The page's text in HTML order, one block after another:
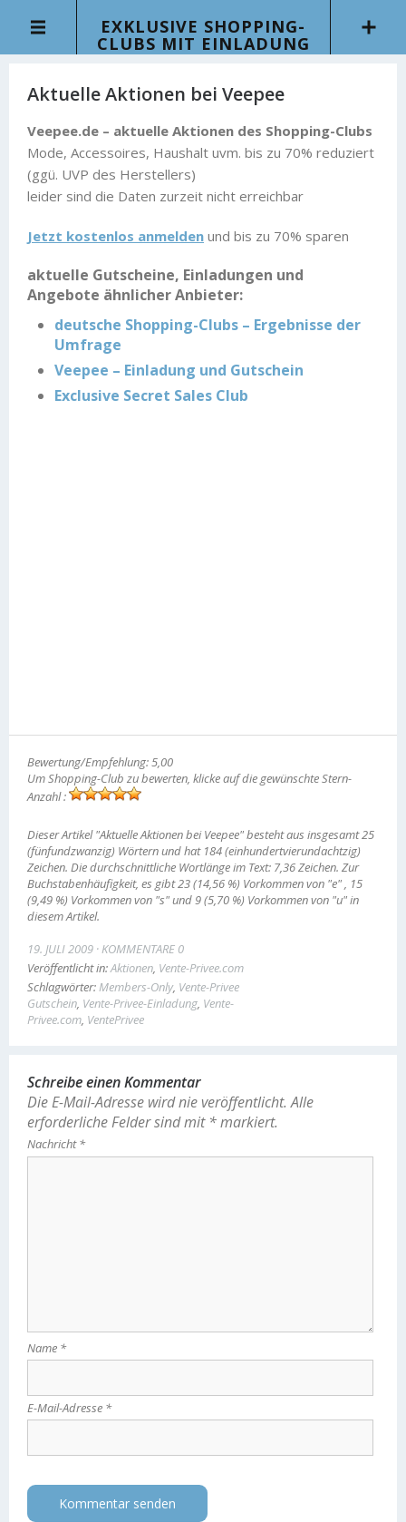
EXKLUSIVE SHOPPING-
CLUBS MIT EINLADUNG
Aktuelle Aktionen bei Veepee
Veepee.de – aktuelle Aktionen des Shopping-Clubs
Mode, Accessoires, Haushalt uvm. bis zu 70% reduziert
(ggü. UVP des Herstellers)
leider sind die Daten zurzeit nicht erreichbar
Jetzt kostenlos anmelden und bis zu 70% sparen
aktuelle Gutscheine, Einladungen und
Angebote ähnlicher Anbieter:
deutsche Shopping-Clubs – Ergebnisse der
Umfrage
Veepee – Einladung und Gutschein
Exclusive Secret Sales Club
Bewertung/Empfehlung: 5,00
Um Shopping-Club zu bewerten, klicke auf die gewünschte Stern-
Anzahl :
Dieser Artikel "Aktuelle Aktionen bei Veepee" besteht aus insgesamt 25
(fünfundzwanzig) Wörtern und hat 184 (einhundertvierundachtzig)
Zeichen. Die durchschnittliche Wortlänge im Text: 7,36 Zeichen. Zur
Buchstabenhäufigkeit, es gibt 23 (14,56 %) Vorkommen von "e" , 15
(9,49 %) Vorkommen von "s" und 9 (5,70 %) Vorkommen von "u" in
diesem Artikel.
19. JULI 2009 KOMMENTARE 0
Veröffentlicht in:Aktionen, Vente-Privee.com
Schlagwörter:Members-Only, Vente-Privee
Gutschein, Vente-Privee-Einladung, Vente-
Privee.com, VentePrivee
Schreibe einen Kommentar
Die E-Mail-Adresse wird nie veröffentlicht. Alle
erforderliche Felder sind mit *markiert.
Nachricht*
Name *
E-Mail-Adresse *